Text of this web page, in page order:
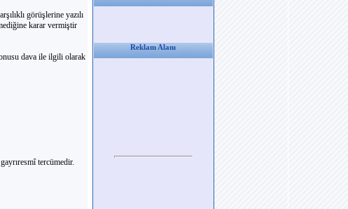
görüşlerine yazılı
karar vermiştir
dava ile ilgili olarak
tercümedir.
Reklam Alanı